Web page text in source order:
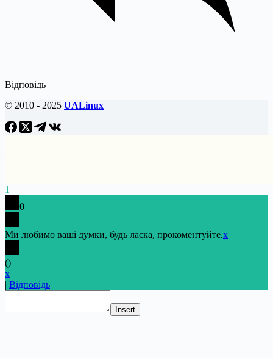
Відповідь
© 2010 - 2025 UALinux
1
0
Ми любимо ваші думки, будь ласка, прокоментуйте.x
()
x
| Відповідь
Insert